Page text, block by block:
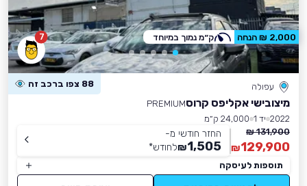
7
עפולה 88 צפו ברכב זה
מיצובישי אקליפס קרוסPREMIUM
2022 יד 1
24,000 ק״מ
131,900 ₪
129,900
₪
החזר חודשי מ-
1,505
₪לחודש*
תוספות לעיסקה
2,000 ₪ הנחה ק״מ נמוך במיוחד